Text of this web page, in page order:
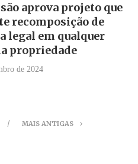
aprova projeto que
recomposição de
legal em qualquer
propriedade
de 2024
MAIS ANTIGAS